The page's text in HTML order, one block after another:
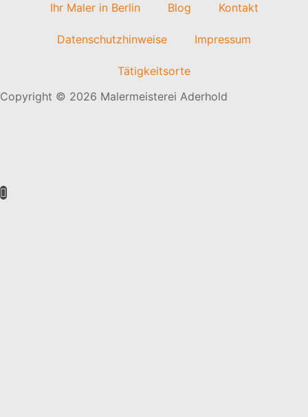
Ihr Maler in Berlin Blog Kontakt
Datenschutzhinweise Impressum
Tätigkeitsorte
Copyright © 2026 Malermeisterei Aderhold